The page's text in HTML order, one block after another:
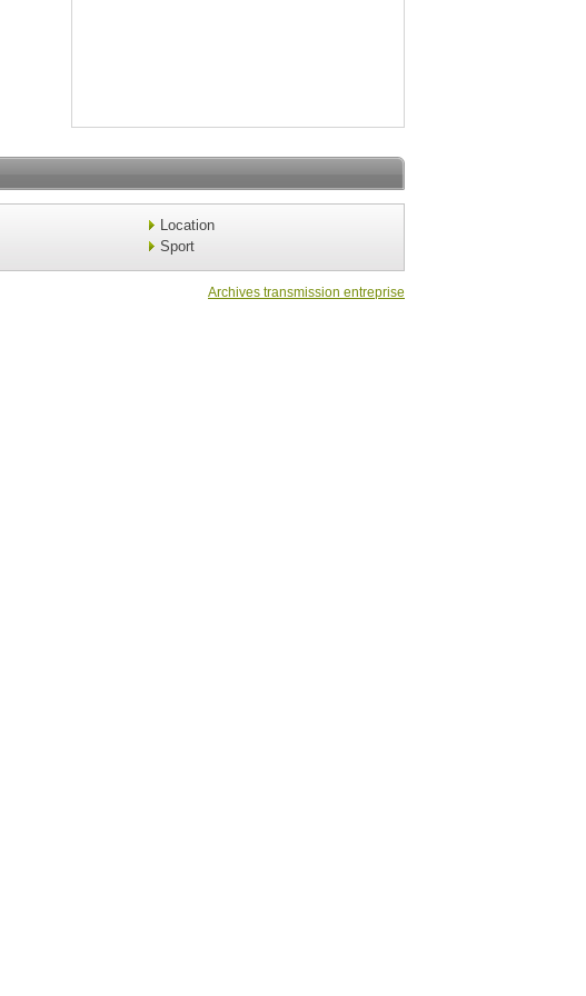
Location
Sport
Archives transmission entreprise